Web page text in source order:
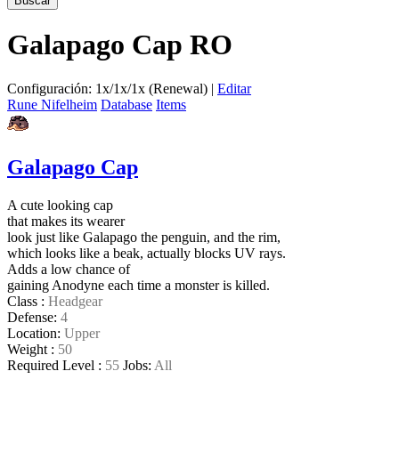
Galapago Cap RO
Configuración: 1x/1x/1x (Renewal) | Editar
Rune Nifelheim Database Items
Galapago Cap
A cute looking cap
that makes its wearer
look just like Galapago the penguin, and the rim,
which looks like a beak, actually blocks UV rays.
Adds a low chance of
gaining Anodyne each time a monster is killed.
Class : Headgear
Defense: 4
Location: Upper
Weight : 50
Required Level : 55 Jobs: All